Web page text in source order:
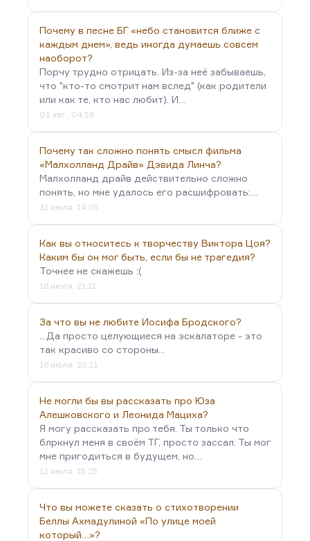
Она могла бы объяснить мужчинам
Все линии несытой их руки.
Всезнающе, загадочно, упрямо
Она заглядывает мне в глаза,
Из книг возникнув Пиковою Дамой,
Суля семерку, тройку…
Почему в песне БГ «небо становится ближе с
каждым днем», ведь иногда думаешь совсем
наоборот?
Порчу трудно отрицать. Из-за неё забываешь,
что "кто-то смотрит нам вслед" (как родители
или как те, кто нас любит). И…
03 авг., 04:58
Почему так сложно понять смысл фильма
«Малхолланд Драйв» Дэвида Линча?
Малхолланд драйв действительно сложно
понять, но мне удалось его расшифровать:…
31 июля, 14:05
Как вы относитесь к творчеству Виктора Цоя?
Каким бы он мог быть, если бы не трагедия?
Точнее не скажешь :(
16 июля, 21:11
За что вы не любите Иосифа Бродского?
...Да просто целующиеся на эскалаторе - это
так красиво со стороны...
16 июля, 20:11
Не могли бы вы рассказать про Юза
Алешковского и Леонида Мациха?
Я могу рассказать про тебя. Ты только что
блркнул меня в своём ТГ, просто зассал. Ты мог
мне пригодиться в будущем, но…
12 июля, 15:25
Что вы можете сказать о стихотворении
Беллы Ахмадулиной «По улице моей
который…»?